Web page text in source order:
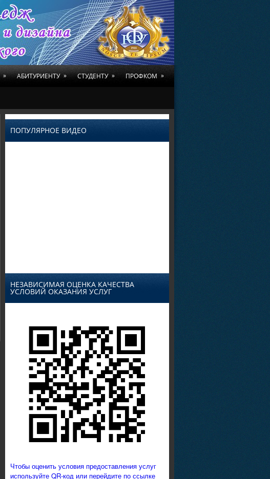
» АБИТУРИЕНТУ » СТУДЕНТУ » ПРОФКОМ »
ПОПУЛЯРНОЕ ВИДЕО
НЕЗАВИСИМАЯ ОЦЕНКА КАЧЕСТВА
УСЛОВИЙ ОКАЗАНИЯ УСЛУГ
Чтобы оценить условия предоставления услуг
используйте QR-код или перейдите по ссылке